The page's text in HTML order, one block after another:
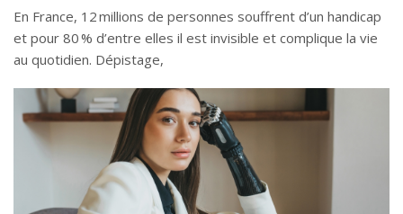
En France, 12 millions de personnes souffrent d’un handicap
et pour 80 % d’entre elles il est invisible et complique la vie
au quotidien. Dépistage,